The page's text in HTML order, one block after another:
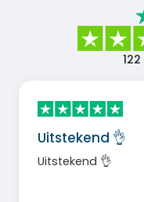
122
Uitstekend 👌
Uitstekend 👌